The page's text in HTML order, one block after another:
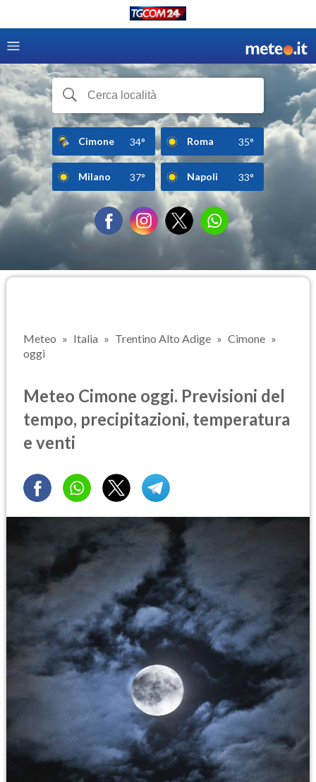
Cimone 34° Roma 35°
Milano 37° Napoli 33°
Meteo Italia Trentino Alto Adige
Cimone
oggi
Meteo Cimone oggi. Previsioni del
tempo, precipitazioni, temperatura
e venti